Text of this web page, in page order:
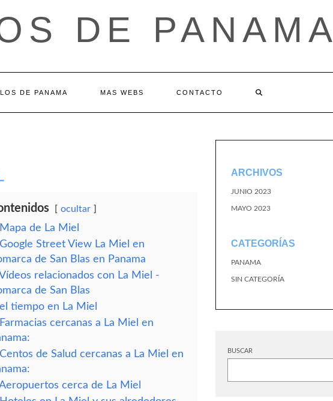
DE PANAMA
DE PANAMA MAS WEBS CONTACTO
ocultar
Mapa de La Miel
Google Street View La Miel en
de San Blas en Panama
relacionados con La Miel -
de San Blas
el tiempo en La Miel
Farmacias cercanas a La Miel en
Centos de Salud cercanas a La Miel en
cerca de La Miel
ARCHIVOS
JUNIO 2023
MAYO 2023
CATEGORÍAS
PANAMA
SIN CATEGORÍA
BUSCAR